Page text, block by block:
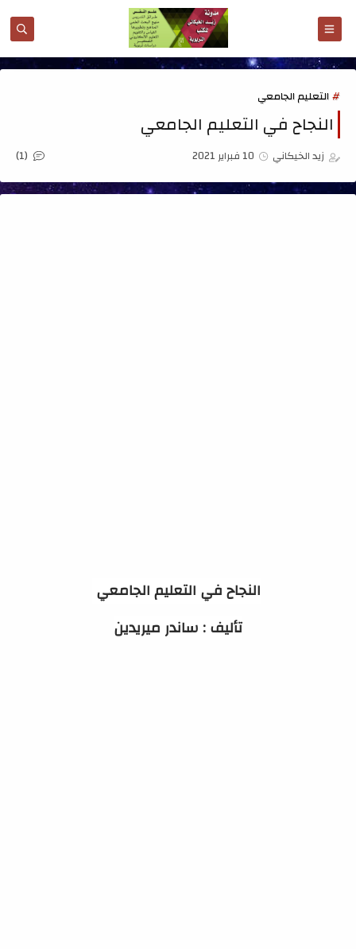
التعليم الجامعي
النجاح في التعليم الجامعي
زيد الخيكاني 10 فبراير 2021 (1)
النجاح في التعليم الجامعي
تأليف : ساندر ميريدين